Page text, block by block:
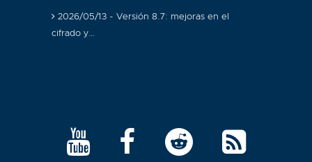
2026/05/13 - Versión 8.7: mejoras en el
cifrado y…